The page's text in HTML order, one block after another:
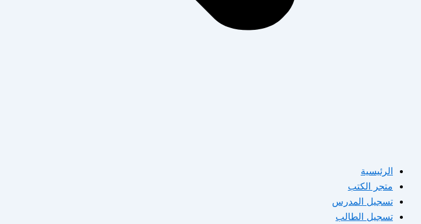
الرئيسية
متجر الكتب
تسجيل المدرس
تسجيل الطالب